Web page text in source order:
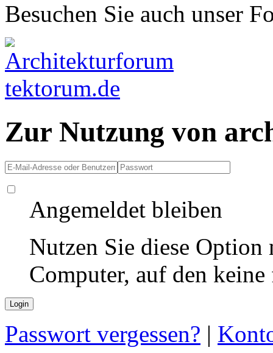
Besuchen Sie auch unser
Zur Nutzung von
Angemeldet bleiben
Nutzen Sie diese
Computer, auf den
Passwort vergessen? |